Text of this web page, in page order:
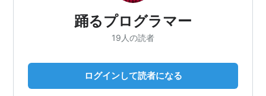
踊るプログラマー
19人の読者
ログインして読者になる